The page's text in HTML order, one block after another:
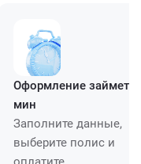
Оформление займет
мин
Заполните данные,
выберите полис и